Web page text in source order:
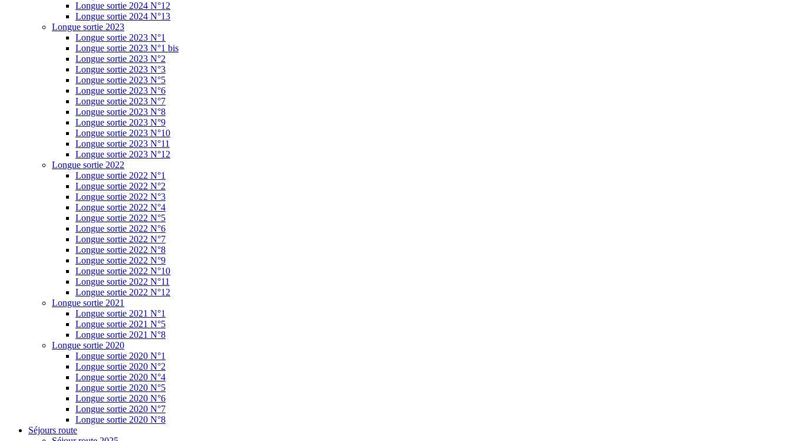
Longue sortie 2024 N°12
Longue sortie 2024 N°13
Longue sortie 2023
Longue sortie 2023 N°1
Longue sortie 2023 N°1 bis
Longue sortie 2023 N°2
Longue sortie 2023 N°3
Longue sortie 2023 N°5
Longue sortie 2023 N°6
Longue sortie 2023 N°7
Longue sortie 2023 N°8
Longue sortie 2023 N°9
Longue sortie 2023 N°10
Longue sortie 2023 N°11
Longue sortie 2023 N°12
Longue sortie 2022
Longue sortie 2022 N°1
Longue sortie 2022 N°2
Longue sortie 2022 N°3
Longue sortie 2022 N°4
Longue sortie 2022 N°5
Longue sortie 2022 N°6
Longue sortie 2022 N°7
Longue sortie 2022 N°8
Longue sortie 2022 N°9
Longue sortie 2022 N°10
Longue sortie 2022 N°11
Longue sortie 2022 N°12
Longue sortie 2021
Longue sortie 2021 N°1
Longue sortie 2021 N°5
Longue sortie 2021 N°8
Longue sortie 2020
Longue sortie 2020 N°1
Longue sortie 2020 N°2
Longue sortie 2020 N°4
Longue sortie 2020 N°5
Longue sortie 2020 N°6
Longue sortie 2020 N°7
Longue sortie 2020 N°8
Séjours route